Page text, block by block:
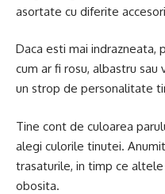
asortate cu diferite
Daca esti mai
cum ar fi rosu, albastru
un strop de personalitate
Tine cont de culoarea
alegi culorile tinutei.
trasaturile, in timp ce
obosita.